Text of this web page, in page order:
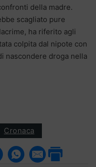
della madre.
scagliato pure
ha riferito agli
colpita dal nipote con
nascondere droga nella
Cronaca